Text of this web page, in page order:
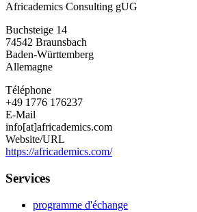
Consulting
Africademics Consulting gUG
Buchsteige 14
74542 Braunsbach
Baden-Württemberg
Allemagne
Téléphone
+49 1776 176237
E-Mail
info[at]africademics.com
Website/URL
https://africademics.com/
Services
programme d'échange